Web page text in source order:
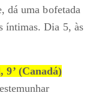
dá uma bofetada
íntimas. Dia 5, às
9’ (Canadá)